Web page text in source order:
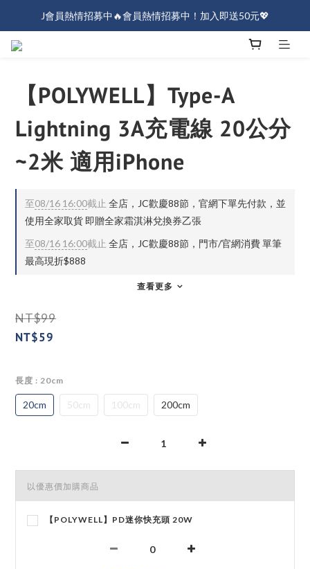
J會員熱情招募中🔥會員熱情招募中！加入即送50元💖
J會員熱情招募中🔥會員熱情招募中！加入即送50元💖
【POLYWELL】Type-A
Lightning 3A充電線 20公分
~2米 適用iPhone
至08/16 16:00截止 全店，JC歡慶88節，官網下單先付款，並
使用全家取貨 即贈全家霜淇淋兌換券乙張
至08/16 16:00截止 全店，JC歡慶88節，門市/官網消費 單筆
最高現折$888
查看更多
NT$99
NT$59
長度 : 20cm
20cm 50cm 100cm 200cm
以優惠價加購商品
【POLYWELL】PD迷你快充頭 20W